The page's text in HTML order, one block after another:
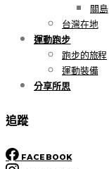
關島
台灣在地
運動跑步
跑步的旅程
運動裝備
分享所思
追蹤
FACEBOOK